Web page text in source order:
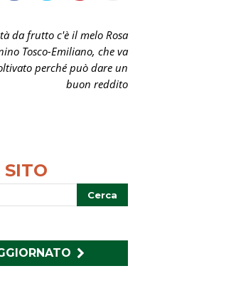
da frutto c'è il melo Rosa
Tosco-Emiliano, che va
perché può dare un
buon reddito
SITO